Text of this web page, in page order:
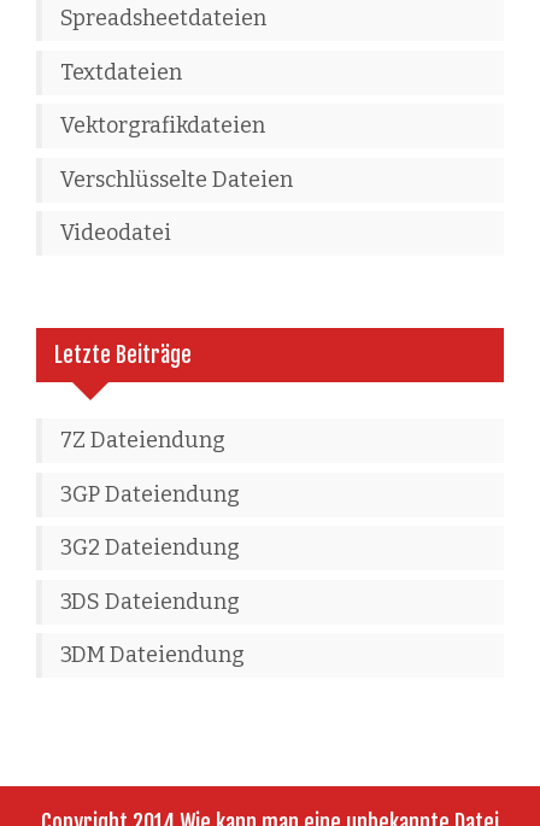
Spreadsheetdateien
Textdateien
Vektorgrafikdateien
Verschlüsselte Dateien
Videodatei
Letzte Beiträge
7Z Dateiendung
3GP Dateiendung
3G2 Dateiendung
3DS Dateiendung
3DM Dateiendung